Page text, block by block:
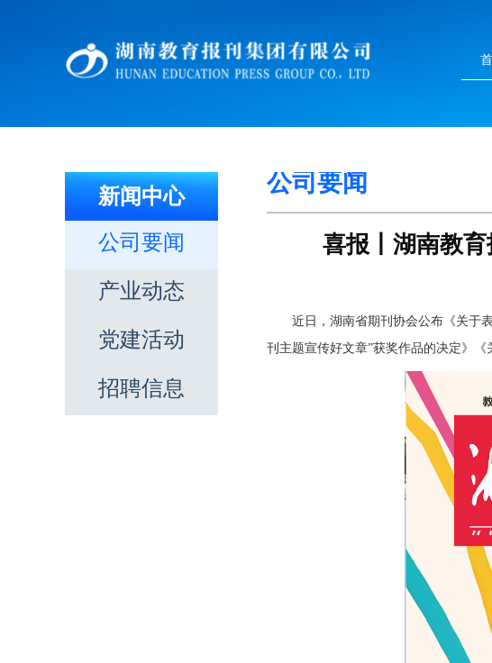
新闻中心
公司要闻
产业动态
党建活动
招聘信息
公司要闻
喜报丨湖南教
近日，湖南省期刊协会公布《关于
刊主题宣传好文章”获奖作品的决定》